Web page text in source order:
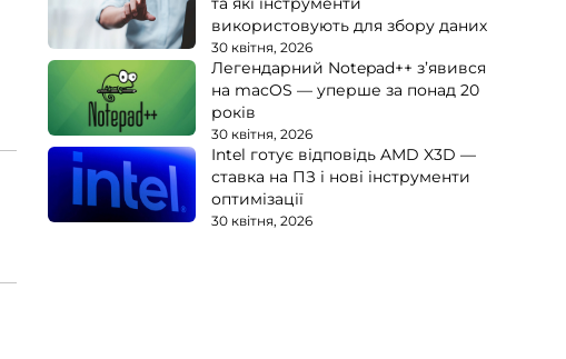
використовують для збору даних
30 квітня, 2026
Легендарний Notepad++ з’явився
на macOS — уперше за понад 20
років
30 квітня, 2026
Intel готує відповідь AMD X3D —
ставка на ПЗ і нові інструменти
оптимізації
30 квітня, 2026